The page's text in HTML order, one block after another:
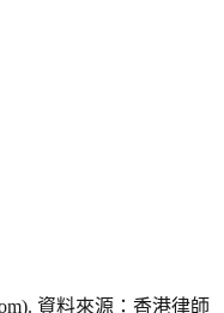
資料來源：香港律師